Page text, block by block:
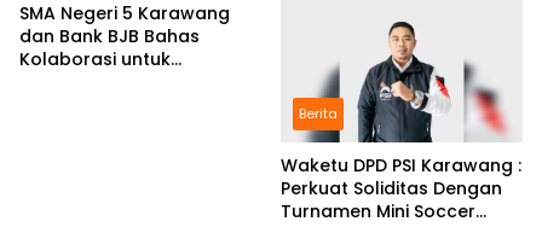
SMA Negeri 5 Karawang
dan Bank BJB Bahas
Kolaborasi untuk
Berita
Waketu DPD PSI Karawang :
Perkuat Soliditas Dengan
Turnamen Mini Soccer
Berita